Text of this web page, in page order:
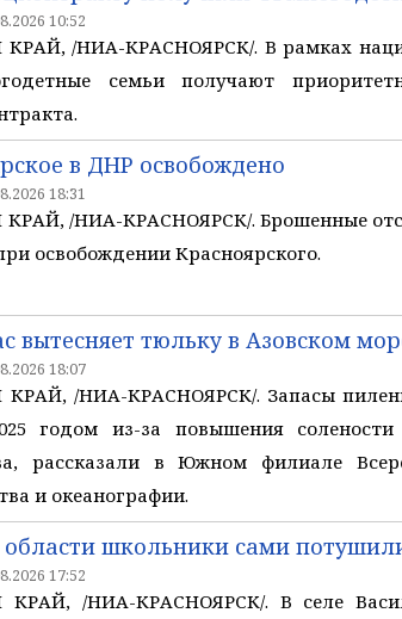
10:52
/НИА-КРАСНОЯРСК/. В рамках
семьи получают
в ДНР освобождено
18:31
/НИА-КРАСНОЯРСК/. Брошенные
освобождении Красноярского.
вытесняет тюльку в Азовском
18:07
/НИА-КРАСНОЯРСК/. Запасы
годом из-за повышения
рассказали в Южном филиале
и океанографии.
области школьники сами
17:52
/НИА-КРАСНОЯРСК/. В селе